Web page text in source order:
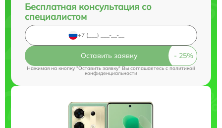
Бесплатная консультация со
специалистом
Оставить заявку
Нажимая на кнопку "Оставить заявку" Вы соглашаетесь cполитикой
конфиденциальности